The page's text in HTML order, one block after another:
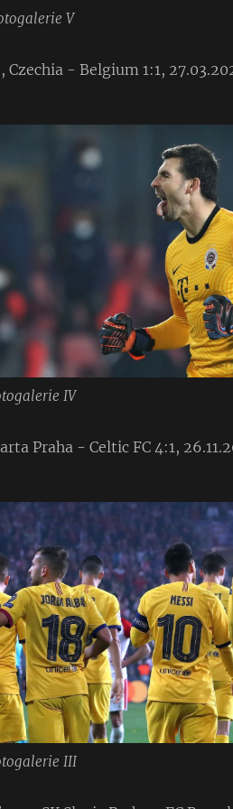
V
- Belgium 1:1,
IV
Praha - Celtic FC 4:1,
III